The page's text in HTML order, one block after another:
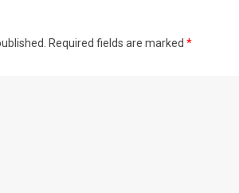
Required fields are marked *